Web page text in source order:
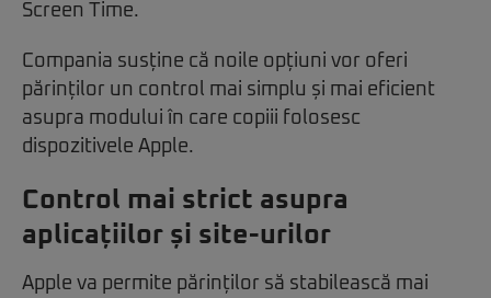
Screen Time.
Compania susține că noile opțiuni vor oferi
părinților un control mai simplu și mai eficient
asupra modului în care copiii folosesc
dispozitivele Apple.
Control mai strict asupra
aplicațiilor și site-urilor
Apple va permite părinților să stabilească mai